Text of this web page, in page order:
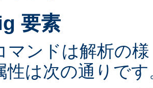
要素
マンドは解析の
性は次の通りです